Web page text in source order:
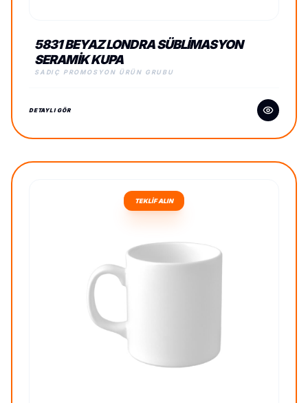
5831 BEYAZ LONDRA SÜBLIMASYON
SERAMIK KUPA
SADIÇ PROMOSYON ÜRÜN GRUBU
DETAYLI GÖR
TEKLİF ALIN